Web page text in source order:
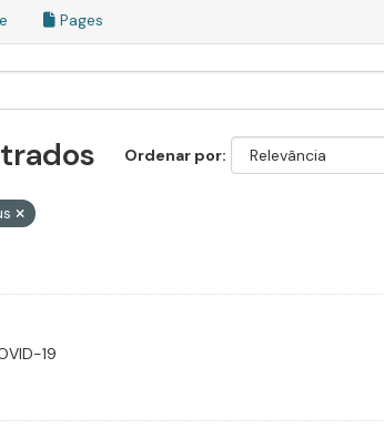
Pages
Ordenar por
19